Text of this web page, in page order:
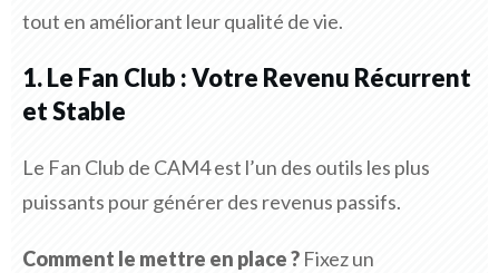
tout en améliorant leur qualité de vie.
1. Le Fan Club : Votre Revenu Récurrent
et Stable
Le Fan Club de CAM4 est l’un des outils les plus
puissants pour générer des revenus passifs.
Comment le mettre en place ? Fixez un